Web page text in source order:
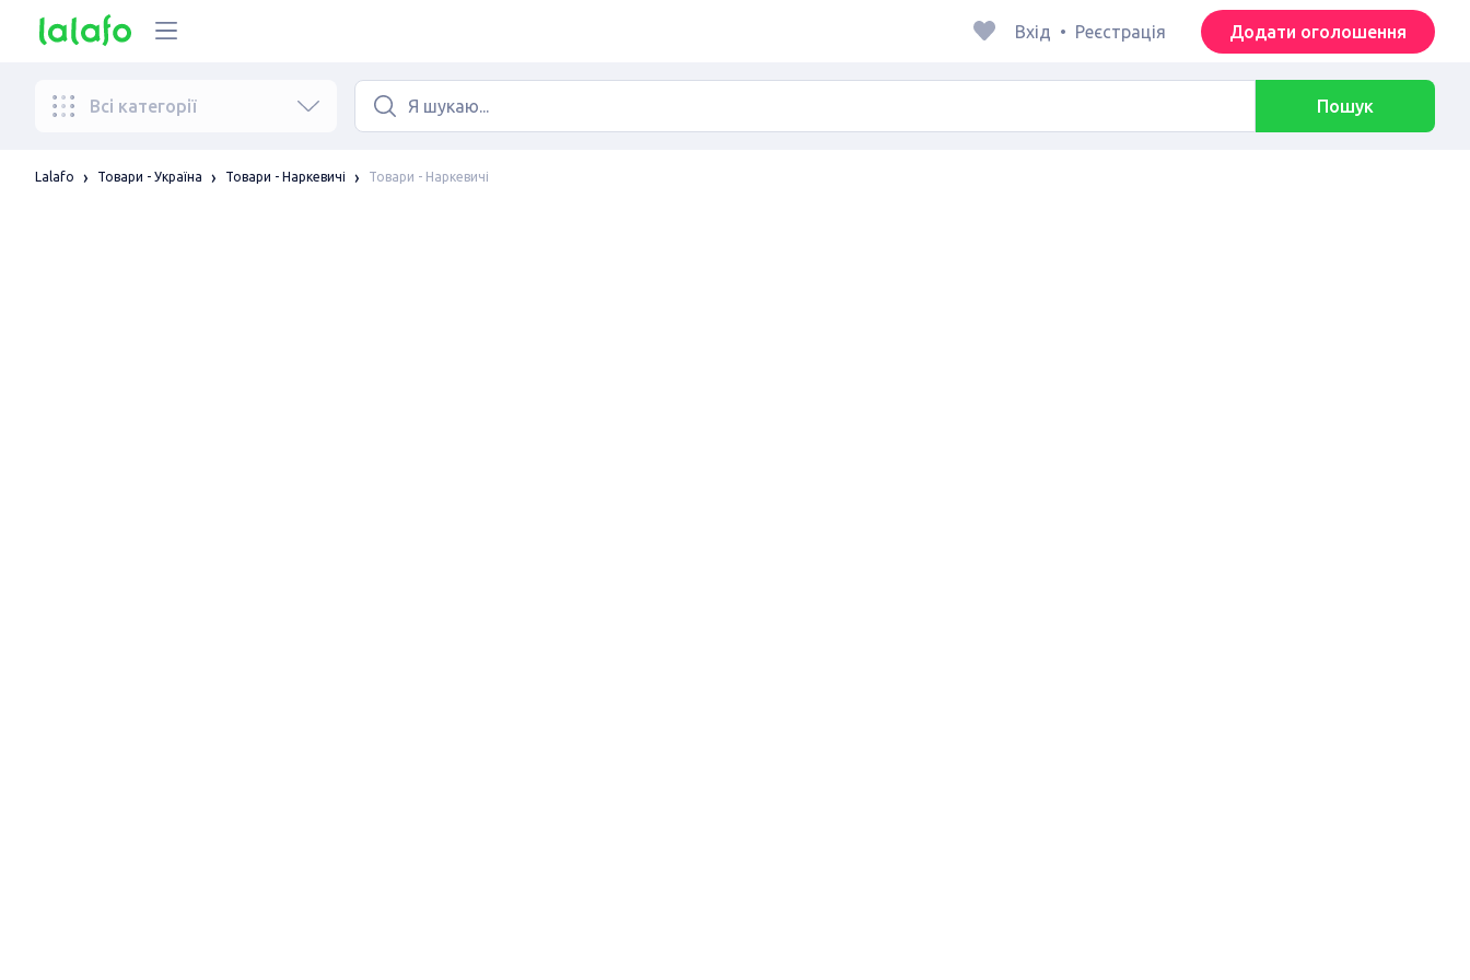
Вхід • Реєстрація Додати оголошення
Всі категорії Пошук
Lalafo Товари - Україна Товари - Наркевичі Товари - Наркевичі